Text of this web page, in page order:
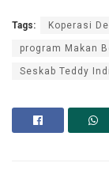
Tags: Koperasi
program Makan
Seskab Teddy